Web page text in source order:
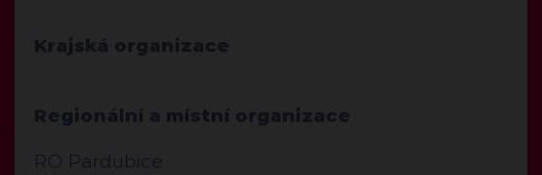
Krajská organizace
Regionální a místní organizace
RO Pardubice